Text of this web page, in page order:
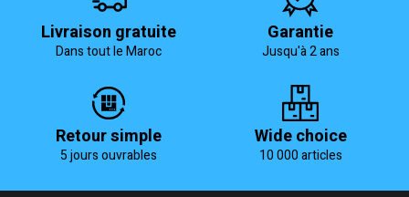
Livraison gratuite
Dans tout le Maroc
Garantie
Jusqu'à 2 ans
Retour simple
5 jours ouvrables
Wide choice
10 000 articles